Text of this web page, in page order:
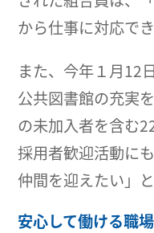
から仕事に対応で
また、今年１月12
公共図書館の充実
の未加入者を含む
採用者歓迎活動に
仲間を迎えたい」
安心して働ける職